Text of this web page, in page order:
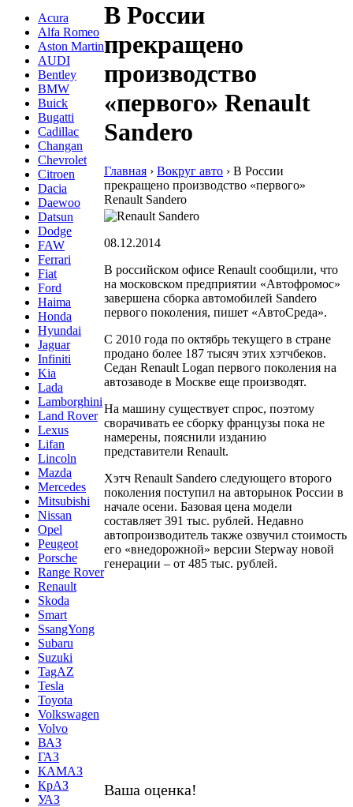
Acura
Alfa Romeo
Aston Martin
AUDI
Bentley
BMW
Buick
Bugatti
Cadillac
Changan
Chevrolet
Citroen
Dacia
Daewoo
Datsun
Dodge
FAW
Ferrari
Fiat
Ford
Haima
Honda
Hyundai
Jaguar
Infiniti
Kia
Lada
Lamborghini
Land Rover
Lexus
Lifan
Lincoln
Mazda
Mercedes
Mitsubishi
Nissan
Opel
Peugeot
Porsche
Range Rover
Renault
Skoda
Smart
SsangYong
Subaru
Suzuki
TagAZ
Tesla
Toyota
Volkswagen
Volvo
ВАЗ
ГАЗ
КАМАЗ
КрАЗ
УАЗ
В России
прекращено
производство
«первого» Renault
Sandero
Главная › Вокруг авто › В России
прекращено производство «первого»
Renault Sandero
08.12.2014
В российском офисе Renault сообщили, что
на московском предприятии «Автофромос»
завершена сборка автомобилей Sandero
первого поколения, пишет «АвтоСреда».
С 2010 года по октябрь текущего в стране
продано более 187 тысяч этих хэтчбеков.
Седан Renault Logan первого поколения на
автозаводе в Москве еще производят.
На машину существует спрос, поэтому
сворачивать ее сборку французы пока не
намерены, пояснили изданию
представители Renault.
Хэтч Renault Sandero следующего второго
поколения поступил на авторынок России в
начале осени. Базовая цена модели
составляет 391 тыс. рублей. Недавно
автопроизводитель также озвучил стоимость
его «внедорожной» версии Stepway новой
генерации – от 485 тыс. рублей.
Ваша оценка!